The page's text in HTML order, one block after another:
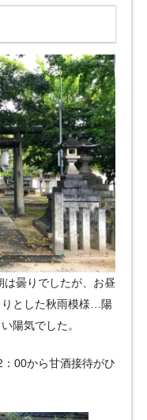
曇りでしたが、お昼
りとした秋雨模様…陽
陽気でした。
00から甘酒接待がひ